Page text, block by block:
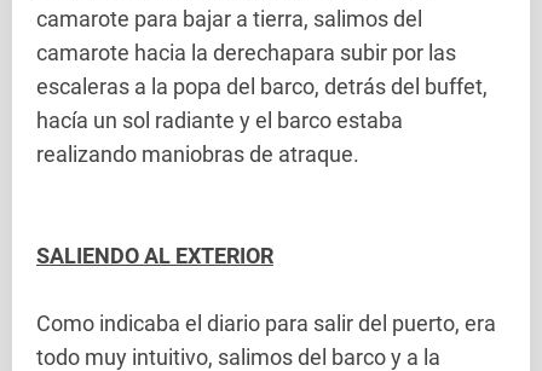
camarote para bajar a tierra, salimos del
camarote hacia la derechapara subir por las
escaleras a la popa del barco, detrás del buffet,
hacía un sol radiante y el barco estaba
realizando maniobras de atraque.
SALIENDO AL EXTERIOR
Como indicaba el diario para salir del puerto, era
todo muy intuitivo, salimos del barco y a la